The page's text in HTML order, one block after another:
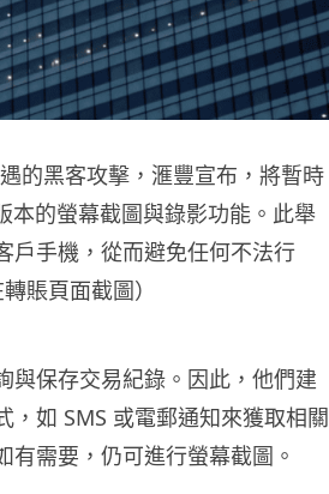
的黑客攻擊，滙豐宣布，將暫時
的螢幕截圖與錄影功能。此舉
戶手機，從而避免任何不法行
賬頁面截圖）
與保存交易紀錄。因此，他們建
如 SMS 或電郵通知來獲取相關
需要，仍可進行螢幕截圖。